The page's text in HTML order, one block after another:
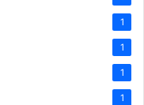
1
1
1
1